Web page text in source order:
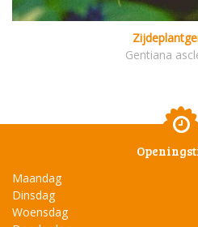
Gentiana
Maandag
Dinsdag
Woensdag